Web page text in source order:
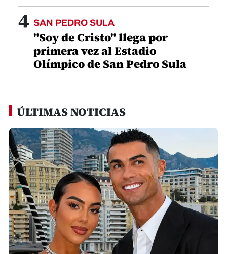
4 SAN PEDRO SULA
"Soy de Cristo" llega por
primera vez al Estadio
Olímpico de San Pedro Sula
ÚLTIMAS NOTICIAS